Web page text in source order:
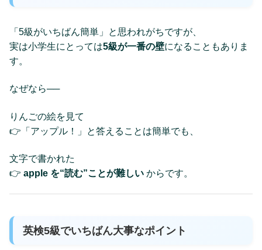
「5級がいちばん簡単」と思われがちですが、
実は小学生にとっては5級が一番の壁になることもありま
す。
なぜなら──
りんごの絵を見て
👉「アップル！」と答えることは簡単でも、
文字で書かれた
👉 apple を“読む”ことが難しい からです。
英検5級でいちばん大事なポイント